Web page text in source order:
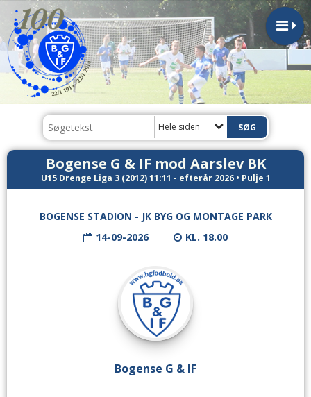
Hele siden
Bogense G & IF mod Aarslev BK
U15 Drenge Liga 3 (2012) 11:11 - efterår 2026 • Pulje 1
BOGENSE STADION - JK BYG OG MONTAGE PARK
14-09-2026
KL. 18.00
Bogense G & IF